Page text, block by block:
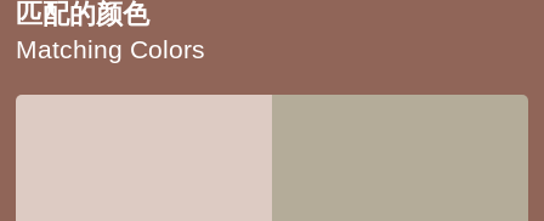
匹配的颜色
Matching Colors